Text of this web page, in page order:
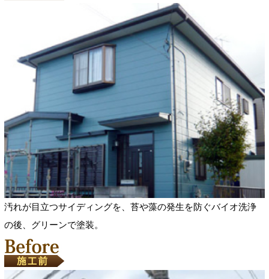
汚れが目立つサイディングを、苔や藻の発生を防ぐバイオ洗浄
の後、グリーンで塗装。